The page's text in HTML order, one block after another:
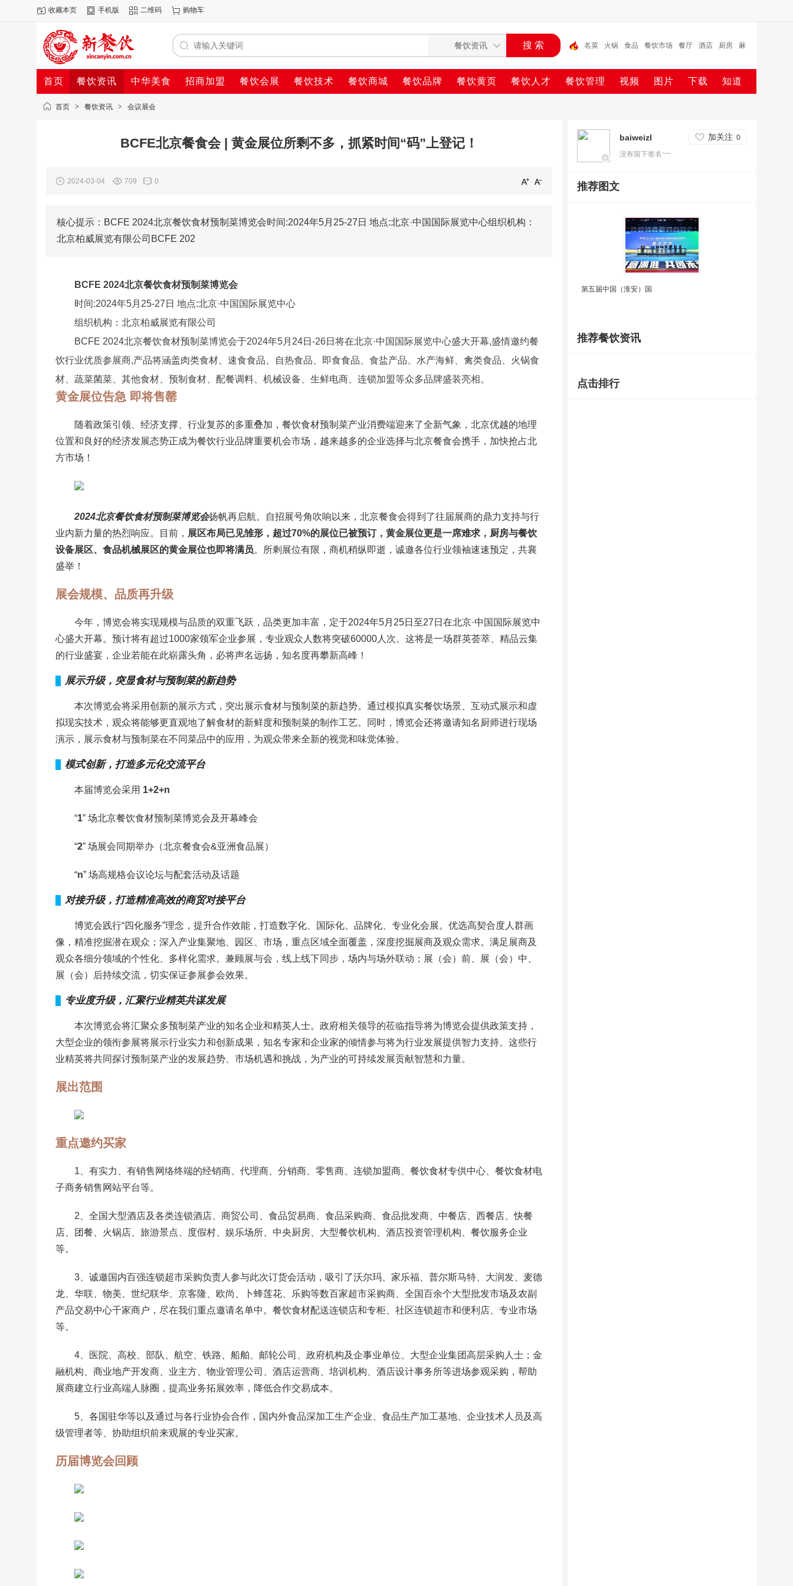
收藏本页 手机版 二维码 购物车
名菜 火锅 食品 餐饮市场 餐厅 酒店 厨房 麻
辣烫 投资 预制菜 名菜
首页 餐饮资讯 中华美食 招商加盟 餐饮会展 餐饮技术 餐饮商城 餐饮品牌 餐饮黄页 餐饮人才 餐饮管理 视频 图片 下载 知道
首页 > 餐饮资讯 > 会议展会
BCFE北京餐食会 | 黄金展位所剩不多，抓紧时间“码”上登记！
2024-03-04 709 0
核心提示：BCFE 2024北京餐饮食材预制菜博览会时间:2024年5月25-27日 地点:北京·中国国际展览中心组织机构：
北京柏威展览有限公司BCFE 202
BCFE 2024北京餐饮食材预制菜博览会
时间:2024年5月25-27日 地点:北京·中国国际展览中心
组织机构：北京柏威展览有限公司
BCFE 2024北京餐饮食材预制菜博览会于2024年5月24日-26日将在北京·中国国际展览中心盛大开幕,盛情邀约餐
饮行业优质参展商,产品将涵盖肉类食材、速食食品、自热食品、即食食品、食盐产品、水产海鲜、禽类食品、火锅食
材、蔬菜菌菜、其他食材、预制食材、配餐调料、机械设备、生鲜电商、连锁加盟等众多品牌盛装亮相。
黄金展位告急 即将售罄
随着政策引领、经济支撑、行业复苏的多重叠加，餐饮食材预制菜产业消费端迎来了全新气象，北京优越的地理
位置和良好的经济发展态势正成为餐饮行业品牌重要机会市场，越来越多的企业选择与北京餐食会携手，加快抢占北
方市场！
2024北京餐饮食材预制菜博览会扬帆再启航。自招展号角吹响以来，北京餐食会得到了往届展商的鼎力支持与行
业内新力量的热烈响应。目前， 展区布局已见雏形，超过70%的展位已被预订，黄金展位更是一席难求，厨房与餐饮
设备展区、食品机械展区的黄金展位也即将满员。所剩展位有限，商机稍纵即逝，诚邀各位行业领袖速速预定，共襄
盛举！
展会规模、品质再升级
今年，博览会将实现规模与品质的双重飞跃，品类更加丰富，定于2024年5月25日至27日在北京·中国国际展览中
心盛大开幕。预计将有超过1000家领军企业参展，专业观众人数将突破60000人次。这将是一场群英荟萃、精品云集
的行业盛宴，企业若能在此崭露头角，必将声名远扬，知名度再攀新高峰！
展示升级，突显食材与预制菜的新趋势
本次博览会将采用创新的展示方式，突出展示食材与预制菜的新趋势。通过模拟真实餐饮场景、互动式展示和虚
拟现实技术，观众将能够更直观地了解食材的新鲜度和预制菜的制作工艺。同时，博览会还将邀请知名厨师进行现场
演示，展示食材与预制菜在不同菜品中的应用，为观众带来全新的视觉和味觉体验。
模式创新，打造多元化交流平台
本届博览会采用 1+2+n
“1” 场北京餐饮食材预制菜博览会及开幕峰会
“2” 场展会同期举办（北京餐食会&亚洲食品展）
“n” 场高规格会议论坛与配套活动及话题
对接升级，打造精准高效的商贸对接平台
博览会践行“四化服务”理念，提升合作效能，打造数字化、国际化、品牌化、专业化会展。优选高契合度人群画
像，精准挖掘潜在观众；深入产业集聚地、园区、市场，重点区域全面覆盖，深度挖掘展商及观众需求。满足展商及
观众各细分领域的个性化、多样化需求。兼顾展与会，线上线下同步，场内与场外联动；展（会）前、展（会）中、
展（会）后持续交流，切实保证参展参会效果。
专业度升级，汇聚行业精英共谋发展
本次博览会将汇聚众多预制菜产业的知名企业和精英人士。政府相关领导的莅临指导将为博览会提供政策支持，
大型企业的领衔参展将展示行业实力和创新成果，知名专家和企业家的倾情参与将为行业发展提供智力支持。这些行
业精英将共同探讨预制菜产业的发展趋势、市场机遇和挑战，为产业的可持续发展贡献智慧和力量。
展出范围
重点邀约买家
1、有实力、有销售网络终端的经销商、代理商、分销商、零售商、连锁加盟商、餐饮食材专供中心、餐饮食材电
子商务销售网站平台等。
2、全国大型酒店及各类连锁酒店、商贸公司、食品贸易商、食品采购商、食品批发商、中餐店、西餐店、快餐
店、团餐、火锅店、旅游景点、度假村、娱乐场所、中央厨房、大型餐饮机构、酒店投资管理机构、餐饮服务企业
等。
3、诚邀国内百强连锁超市采购负责人参与此次订货会活动，吸引了沃尔玛、家乐福、 普尔斯马特 、大润发、麦德
龙、华联、物美、世纪联华、 京客隆 、欧尚、卜蜂莲花、乐购等数百家超市采购商、全国百余个大型批发市场及农副
产品交易中心千家商户，尽在我们重点邀请名单中。餐饮食材配送连锁店和专柜、社区连锁超市和便利店、专业市场
等。
4、医院、高校、部队、航空、铁路、船舶、邮轮公司、政府机构及企事业单位、大型企业集团高层采购人士；金
融机构、商业地产开发商、业主方、物业管理公司、酒店运营商、培训机构、酒店设计事务所等进场参观采购，帮助
展商建立行业高端人脉圈，提高业务拓展效率，降低合作交易成本。
5、各国驻华等以及通过与各行业协会合作，国内外食品深加工生产企业、食品生产加工基地、企业技术人员及高
级管理者等、协助组织前来观展的专业买家。
历届博览会回顾
baiweizl 加关注 0
没有留下签名~~
推荐图文
第五届中国（淮安）国
推荐餐饮资讯
点击排行